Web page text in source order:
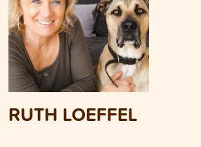
RUTH LOEFFEL